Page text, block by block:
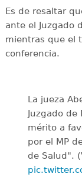
Es de resaltar
ante el Juzgado
mientras que el
conferencia.
La jueza
Juzgado
mérito a
por el MP
de Salud".